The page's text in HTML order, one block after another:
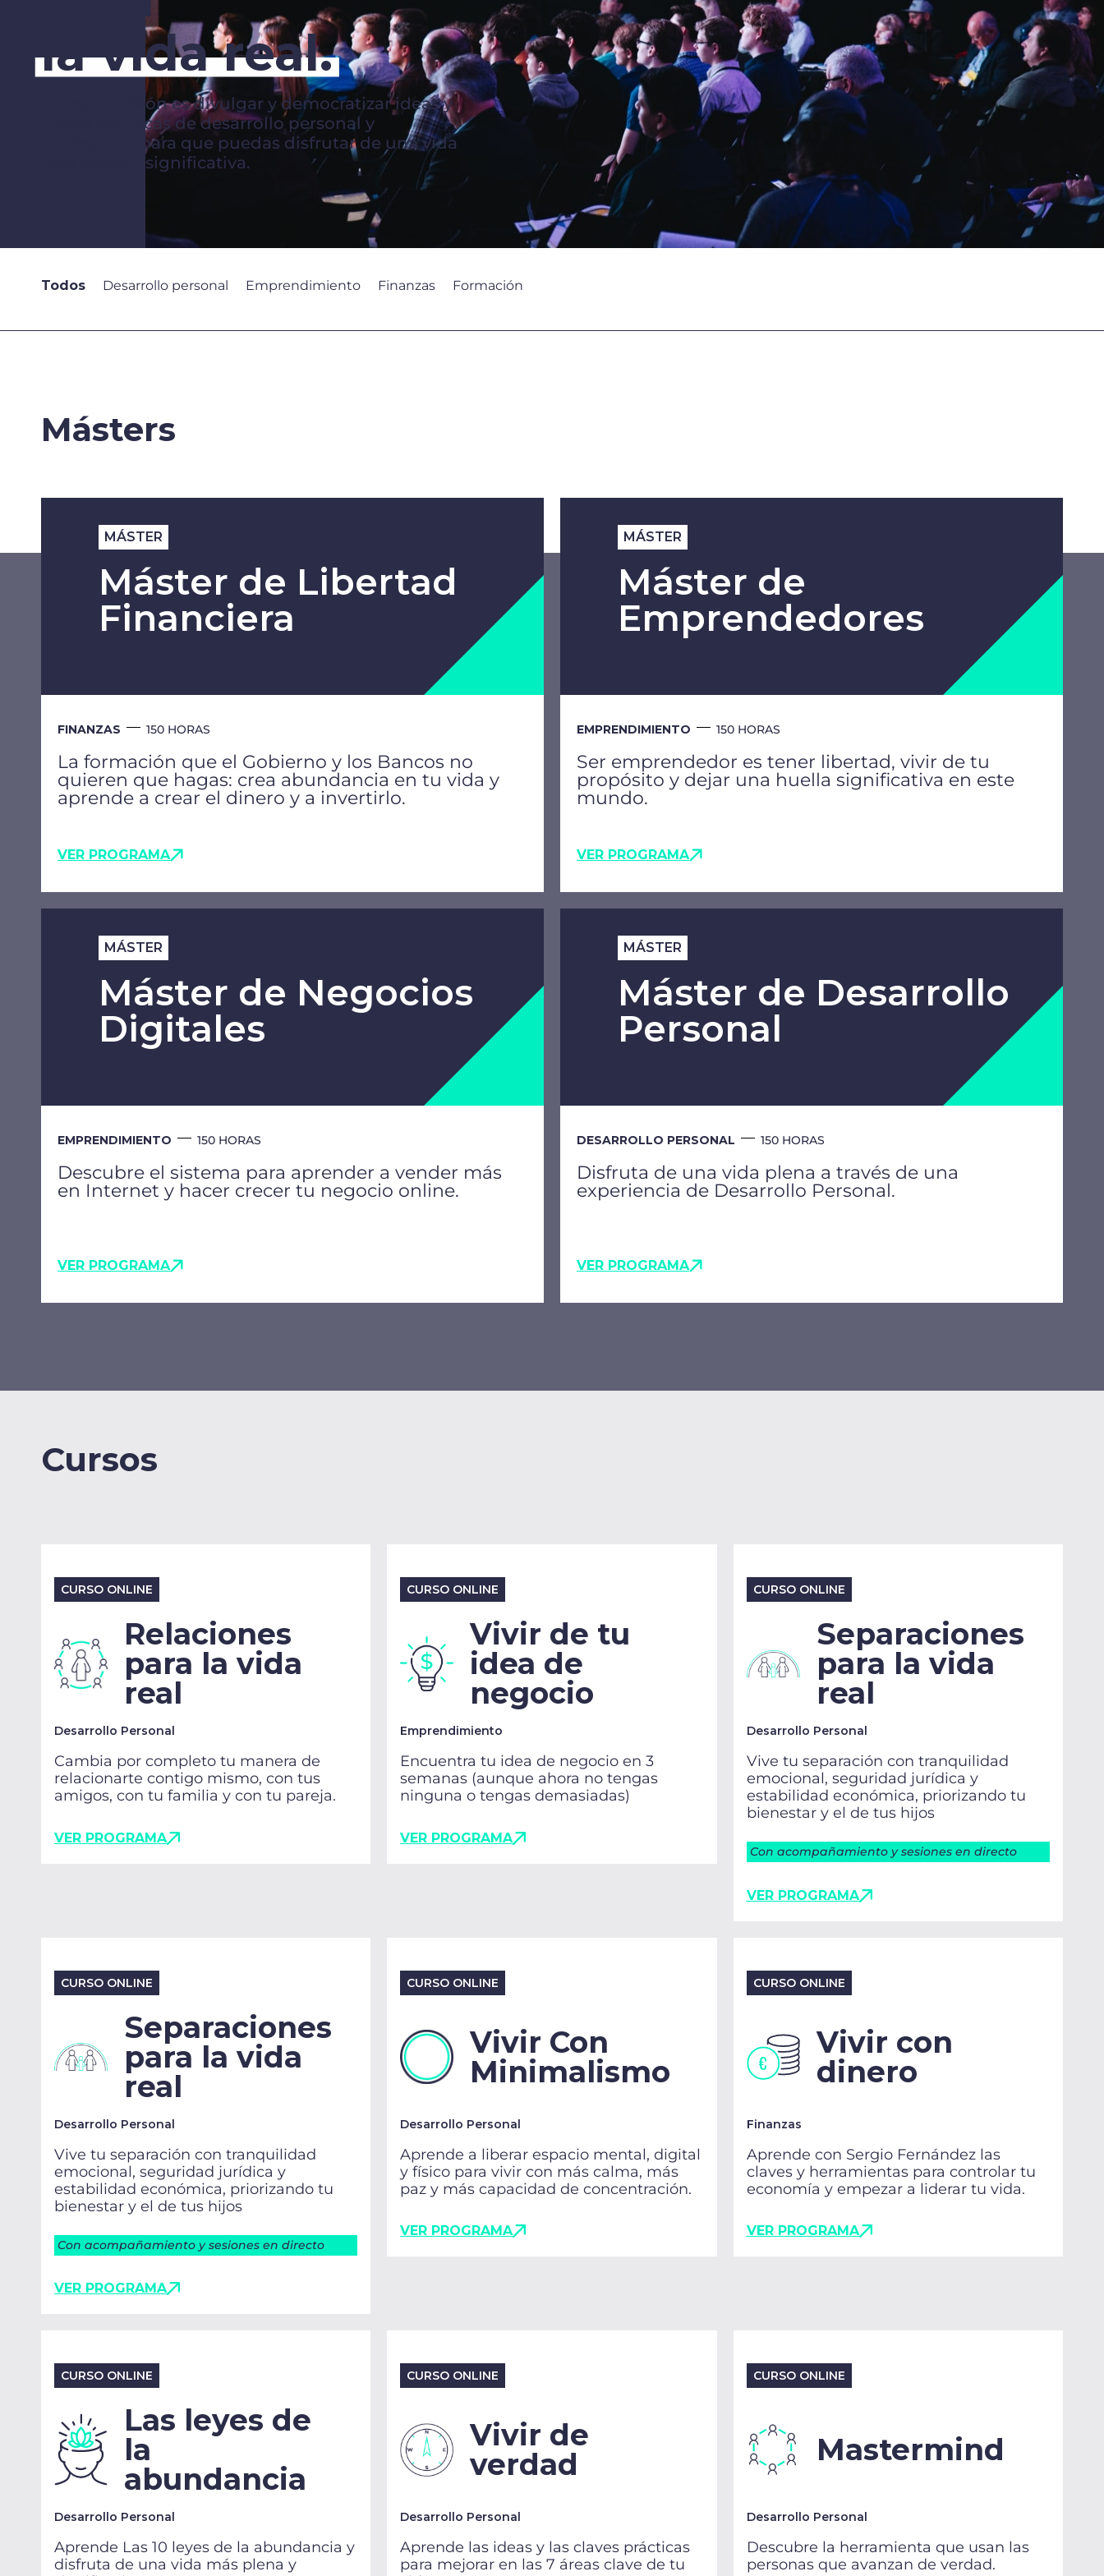
la vida real.
Nuestra misión es divulgar y democratizar ideas y
claves prácticas de desarrollo personal y
profesional para que puedas disfrutar de una vida
más plena y significativa.
Todos Desarrollo personal Emprendimiento Finanzas Formación
Másters
MÁSTER
Máster de Libertad
Financiera
FINANZAS 150 HORAS
La formación que el Gobierno y los Bancos no
quieren que hagas: crea abundancia en tu vida y
aprende a crear el dinero y a invertirlo.
VER PROGRAMA
MÁSTER
Máster de
Emprendedores
EMPRENDIMIENTO 150 HORAS
Ser emprendedor es tener libertad, vivir de tu
propósito y dejar una huella significativa en este
mundo.
VER PROGRAMA
MÁSTER
Máster de Negocios
Digitales
EMPRENDIMIENTO 150 HORAS
Descubre el sistema para aprender a vender más
en Internet y hacer crecer tu negocio online.
VER PROGRAMA
MÁSTER
Máster de Desarrollo
Personal
DESARROLLO PERSONAL 150 HORAS
Disfruta de una vida plena a través de una
experiencia de Desarrollo Personal.
VER PROGRAMA
Cursos
CURSO ONLINE
Relaciones
para la vida
real
Desarrollo Personal
Cambia por completo tu manera de
relacionarte contigo mismo, con tus
amigos, con tu familia y con tu pareja.
VER PROGRAMA
CURSO ONLINE
Vivir de tu
idea de
negocio
Emprendimiento
Encuentra tu idea de negocio en 3
semanas (aunque ahora no tengas
ninguna o tengas demasiadas)
VER PROGRAMA
CURSO ONLINE
Separaciones
para la vida
real
Desarrollo Personal
Vive tu separación con tranquilidad
emocional, seguridad jurídica y
estabilidad económica, priorizando tu
bienestar y el de tus hijos
Con acompañamiento y sesiones en directo
VER PROGRAMA
CURSO ONLINE
Separaciones
para la vida
real
Desarrollo Personal
Vive tu separación con tranquilidad
emocional, seguridad jurídica y
estabilidad económica, priorizando tu
bienestar y el de tus hijos
Con acompañamiento y sesiones en directo
VER PROGRAMA
CURSO ONLINE
Vivir Con
Minimalismo
Desarrollo Personal
Aprende a liberar espacio mental, digital
y físico para vivir con más calma, más
paz y más capacidad de concentración.
VER PROGRAMA
CURSO ONLINE
Vivir con
dinero
Finanzas
Aprende con Sergio Fernández las
claves y herramientas para controlar tu
economía y empezar a liderar tu vida.
VER PROGRAMA
CURSO ONLINE
Las leyes de
la
abundancia
Desarrollo Personal
Aprende Las 10 leyes de la abundancia y
disfruta de una vida más plena y
CURSO ONLINE
Vivir de
verdad
Desarrollo Personal
Aprende las ideas y las claves prácticas
para mejorar en las 7 áreas clave de tu
CURSO ONLINE
Mastermind
Desarrollo Personal
Descubre la herramienta que usan las
personas que avanzan de verdad.